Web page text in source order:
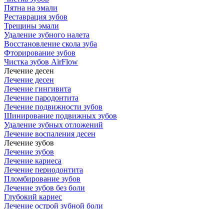
Пятна на эмали
Реставрация зубов
Трещины эмали
Удаление зубного налета
Восстановление скола зуба
Фторирование зубов
Чистка зубов AirFlow
Лечение десен
Лечение десен
Лечение гингивита
Лечение пародонтита
Лечение подвижности зубов
Шинирование подвижных зубов
Удаление зубных отложений
Лечение воспаления десен
Лечение зубов
Лечение зубов
Лечение кариеса
Лечение периодонтита
Пломбирование зубов
Лечение зубов без боли
Глубокий кариес
Лечение острой зубной боли